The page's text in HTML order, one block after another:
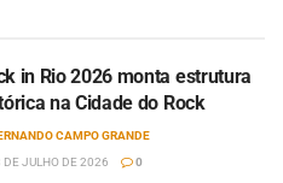
in Rio 2026 monta estrutura
na Cidade do Rock
CAMPO GRANDE
DE JULHO DE 2026
0